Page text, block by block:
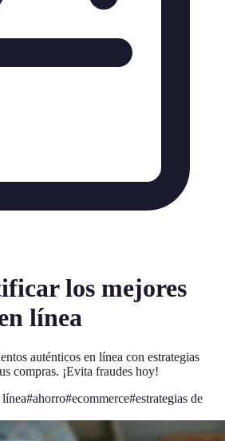
los mejores
línea
auténticos en línea con estrategias
compras. ¡Evita fraudes hoy!
#ahorro#ecommerce#estrategias de